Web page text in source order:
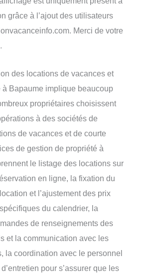
grâce à l’ajout des utilisateurs
Merci de votre
des locations de vacances et
à Bapaume implique beaucoup
propriétaires choisissent
à des sociétés de
de vacances et de courte
de gestion de propriété à
le listage des locations sur
en ligne, la fixation du
et l’ajustement des prix
du calendrier, la
de renseignements des
et la communication avec les
la coordination avec le personnel
pour s’assurer que les